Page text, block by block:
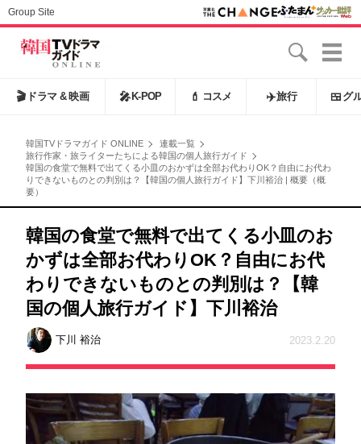
Group Site
🎬 ドラマ & 映画 🎤 K-POP 💄 コスメ ✈️旅行 🍱 グ
韓国TVドラマガイド ONLINE
連載一覧
旅行作家・旅ライターたちによる韓国の個人旅行ガイド
韓国の食堂で無料で出てくる小皿のおかずは全部お代わりOK？自由にお代わ
りできないものとの判別は？【韓国の個人旅行ガイド】下川裕治 | 概要（概
要）
韓国の食堂で無料で出てくる小皿のお
かずは全部お代わりOK？自由にお代
わりできないものとの判別は？【韓
国の個人旅行ガイド】下川裕治
下川 裕治 2023.2.20